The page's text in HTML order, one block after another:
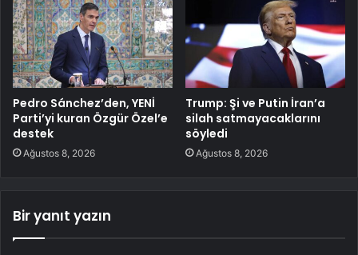
Pedro Sánchez’den, YENİ
Parti’yi kuran Özgür Özel’e
destek
Ağustos 8, 2026
Trump: Şi ve Putin İran’a
silah satmayacaklarını
söyledi
Ağustos 8, 2026
Bir yanıt yazın